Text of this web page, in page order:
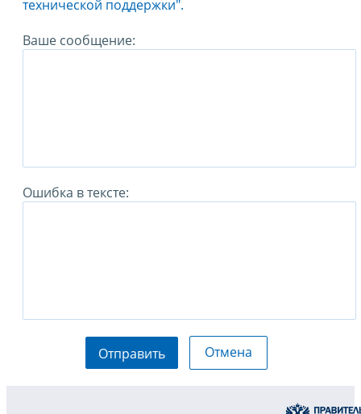
технической поддержки".
Ваше сообщение:
Ошибка в тексте:
Отправить Отмена